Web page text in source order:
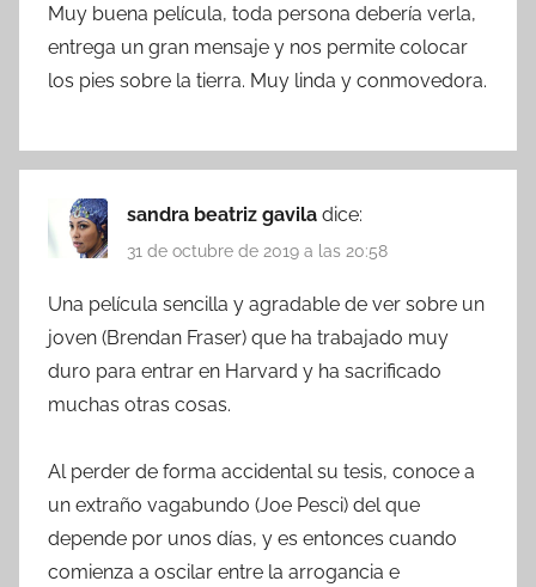
Muy buena película, toda persona debería verla,
entrega un gran mensaje y nos permite colocar
los pies sobre la tierra. Muy linda y conmovedora.
sandra beatriz gavila dice:
31 de octubre de 2019 a las 20:58
Una película sencilla y agradable de ver sobre un
joven (Brendan Fraser) que ha trabajado muy
duro para entrar en Harvard y ha sacrificado
muchas otras cosas.
Al perder de forma accidental su tesis, conoce a
un extraño vagabundo (Joe Pesci) del que
depende por unos días, y es entonces cuando
comienza a oscilar entre la arrogancia e